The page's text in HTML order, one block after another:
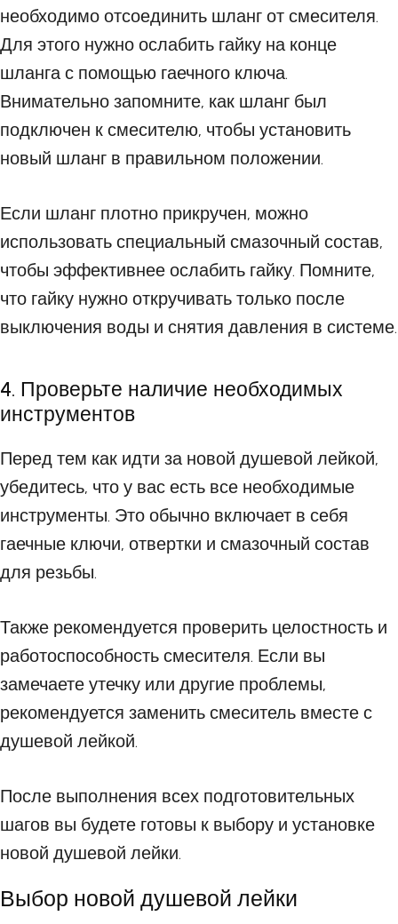
необходимо отсоединить шланг от смесителя.
Для этого нужно ослабить гайку на конце
шланга с помощью гаечного ключа.
Внимательно запомните, как шланг был
подключен к смесителю, чтобы установить
новый шланг в правильном положении.
Если шланг плотно прикручен, можно
использовать специальный смазочный состав,
чтобы эффективнее ослабить гайку. Помните,
что гайку нужно откручивать только после
выключения воды и снятия давления в системе.
4. Проверьте наличие необходимых
инструментов
Перед тем как идти за новой душевой лейкой,
убедитесь, что у вас есть все необходимые
инструменты. Это обычно включает в себя
гаечные ключи, отвертки и смазочный состав
для резьбы.
Также рекомендуется проверить целостность и
работоспособность смесителя. Если вы
замечаете утечку или другие проблемы,
рекомендуется заменить смеситель вместе с
душевой лейкой.
После выполнения всех подготовительных
шагов вы будете готовы к выбору и установке
новой душевой лейки.
Выбор новой душевой лейки